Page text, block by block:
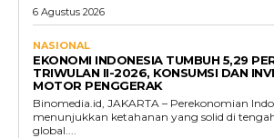
6 Agustus 2026
NASIONAL
EKONOMI INDONESIA TUMBUH 5,29
TRIWULAN II-2026, KONSUMSI DAN
MOTOR PENGGERAK
Binomedia.id, JAKARTA – Perekonomian
menunjukkan ketahanan yang solid di
global....